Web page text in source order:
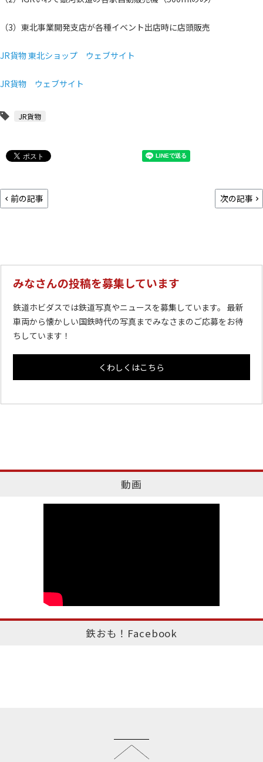
（3）東北事業開発支店が各種イベント出店時に店頭販売
JR貨物 東北ショップ ウェブサイト
JR貨物 ウェブサイト
JR貨物
前の記事 次の記事
みなさんの投稿を募集しています
鉄道ホビダスでは鉄道写真やニュースを募集しています。 最新
車両から懐かしい国鉄時代の写真までみなさまのご応募をお待
ちしています！
くわしくはこちら
動画
鉄おも！Facebook